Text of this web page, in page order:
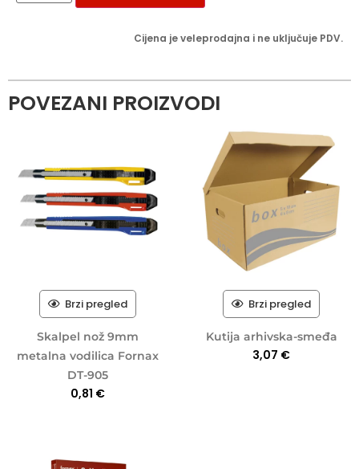
Cijena je veleprodajna i ne uključuje PDV.
POVEZANI PROIZVODI
Brzi pregled
Skalpel nož 9mm
metalna vodilica Fornax
DT-905
0,81 €
Brzi pregled
Kutija arhivska-smeđa
3,07 €